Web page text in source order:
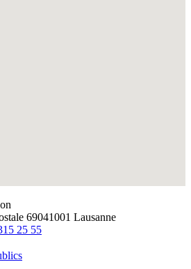
69041001 Lausanne
25 55